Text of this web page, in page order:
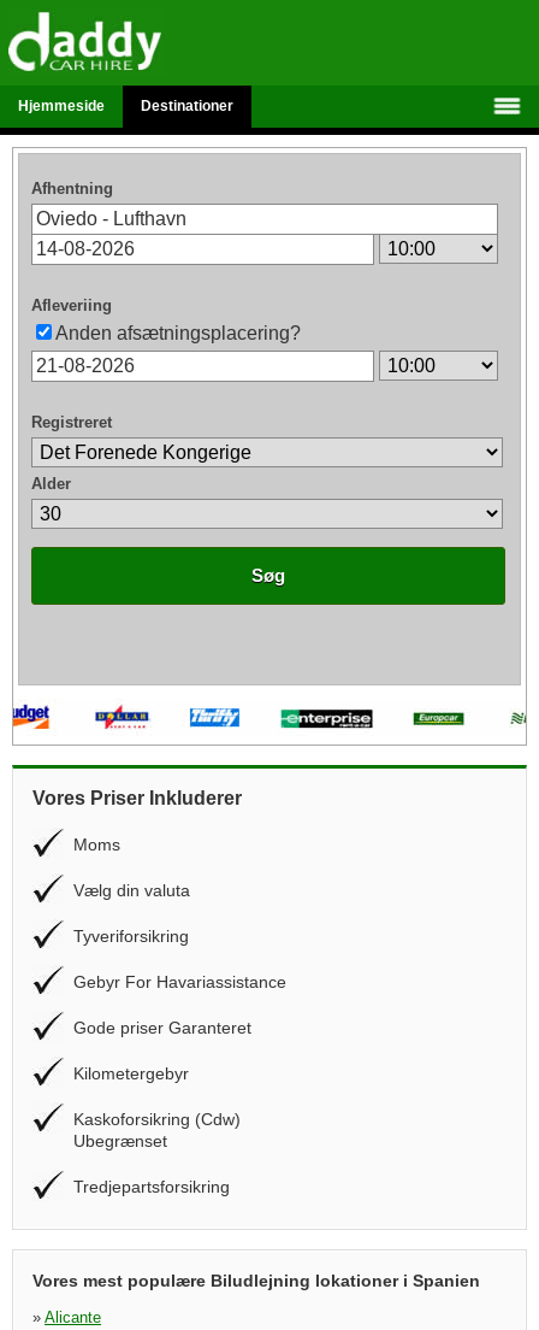
Hjemmeside Destinationer
Afhentning
Afleveriing
Anden afsætningsplacering?
Registreret
Alder
Søg
Vores Priser Inkluderer
Moms
Vælg din valuta
Tyveriforsikring
Gebyr For Havariassistance
Gode priser Garanteret
Kilometergebyr
Kaskoforsikring (Cdw)
Ubegrænset
Tredjepartsforsikring
Vores mest populære Biludlejning lokationer i Spanien
» Alicante